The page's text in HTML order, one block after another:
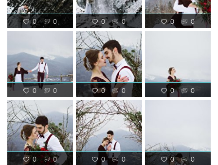
0 0 0 0 0 0
0 0 0 0 0 0
0 0 0 0 0 0